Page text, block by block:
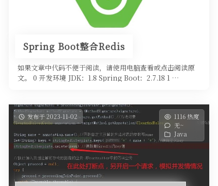
Spring Boot整合Redis
如果文章中代码不便于阅读，请使用电脑查看或点击阅读原
文。 0 开发环境 JDK：1.8 Spring Boot：2.7.18 1 …
发布于 2023-11-02
1116 热度
无~
Java